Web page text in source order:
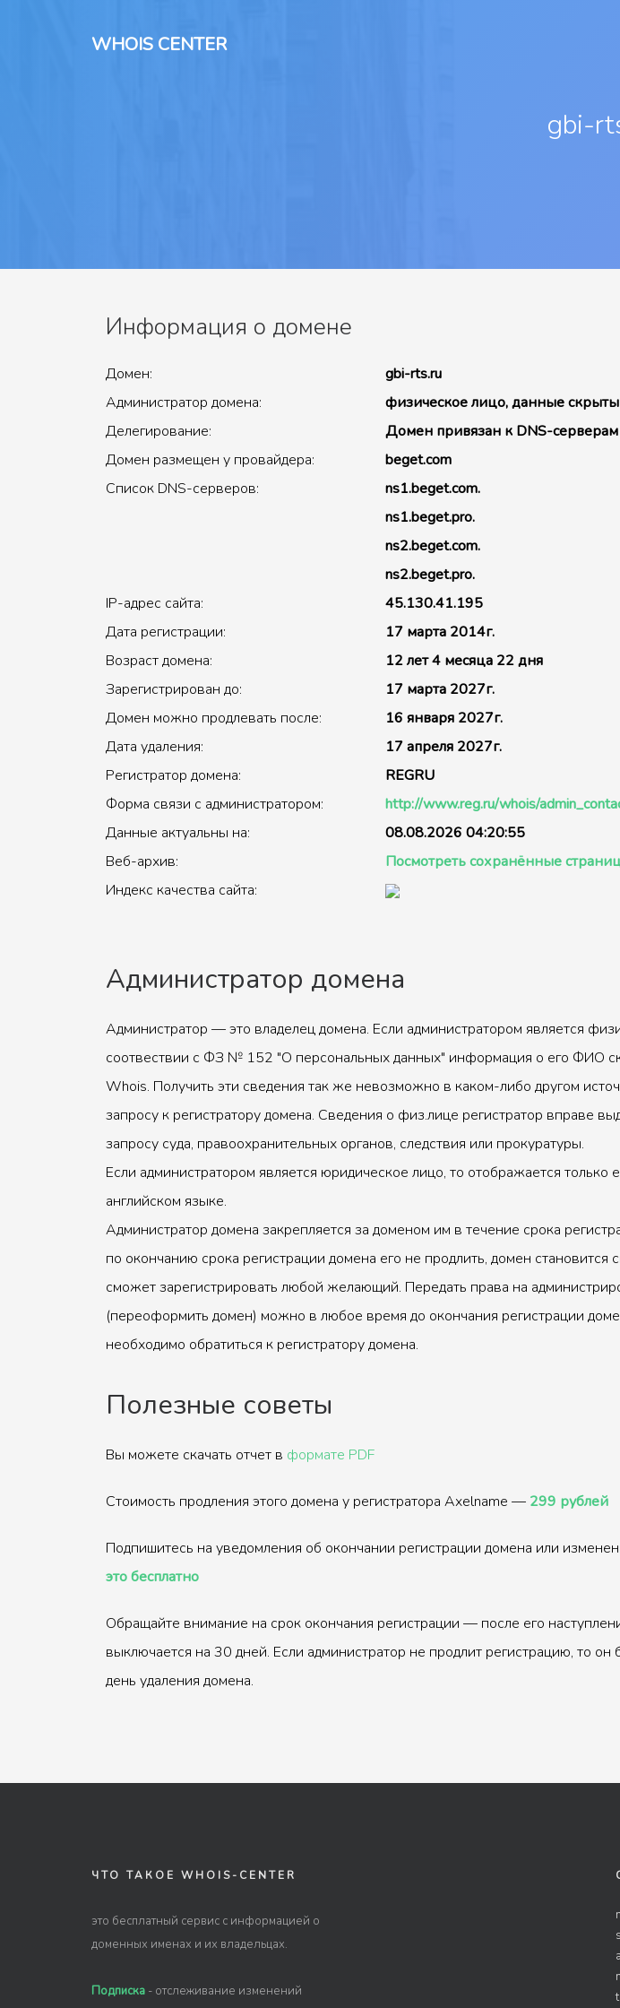
WHOIS CENTER
gbi-
Информация о домене
Домен:
gbi-rts.ru
Администратор домена:
физическое лицо, данные скрыты
Делегирование:
Домен привязан к DNS-серверам
Домен размещен у провайдера:
beget.com
Список DNS-серверов:
ns1.beget.com.
ns1.beget.pro.
ns2.beget.com.
ns2.beget.pro.
IP-адрес сайта:
45.130.41.195
Дата регистрации:
17 марта 2014г.
Возраст домена:
12 лет 4 месяца 22 дня
Зарегистрирован до:
17 марта 2027г.
Домен можно продлевать после:
16 января 2027г.
Дата удаления:
17 апреля 2027г.
Регистратор домена:
REGRU
Форма связи с администратором:
http://www.reg.ru/whois/
Данные актуальны на:
08.08.2026 04:20:55
Веб-архив:
Посмотреть сохранённые
Индекс качества сайта:
Администратор домена
Администратор — это владелец домена. Если администратором является
соотвествии с ФЗ № 152 "О персональных данных" информация о его ФИО
Whois. Получить эти сведения так же невозможно в каком-либо другом
запросу к регистратору домена. Сведения о физ.лице регистратор вправе
запросу суда, правоохранительных органов, следствия или прокуратуры.
Если администратором является юридическое лицо, то отображается только
английском языке.
Администратор домена закрепляется за доменом им в течение срока
по окончанию срока регистрации домена его не продлить, домен становится
сможет зарегистрировать любой желающий. Передать права на
(переоформить домен) можно в любое время до окончания регистрации
необходимо обратиться к регистратору домена.
Полезные советы
Вы можете скачать отчет в формате PDF
Стоимость продления этого домена у регистратора Axelname — 299 рублей
Подпишитесь на уведомления об окончании регистрации домена или
это бесплатно
Обращайте внимание на срок окончания регистрации — после его
выключается на 30 дней. Если администратор не продлит регистрацию, то
день удаления домена.
ЧТО ТАКОЕ WHOIS-CENTER
это бесплатный сервис с информацией о
доменных именах и их владельцах.
Подписка - отслеживание изменений